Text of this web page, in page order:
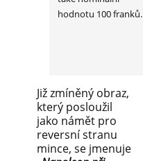
hodnotu 100 franků.
Již zmíněný obraz,
který posloužil
jako námět pro
reversní stranu
mince, se jmenuje